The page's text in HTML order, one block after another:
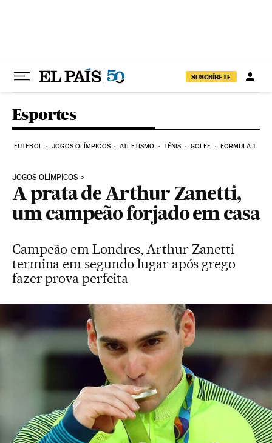
SUSCRÍBETE
Esportes
FUTEBOL JOGOS OLÍMPICOS ATLETISMO TÊNIS GOLFE FORMULA 1
JOGOS OLÍMPICOS
A prata de Arthur Zanetti,
um campeão forjado em casa
Campeão em Londres, Arthur Zanetti
termina em segundo lugar após grego
fazer prova perfeita